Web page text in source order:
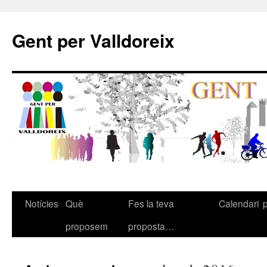
Gent per Valldoreix
Notícies Què
proposem
Fes la teva
proposta…
Calendari